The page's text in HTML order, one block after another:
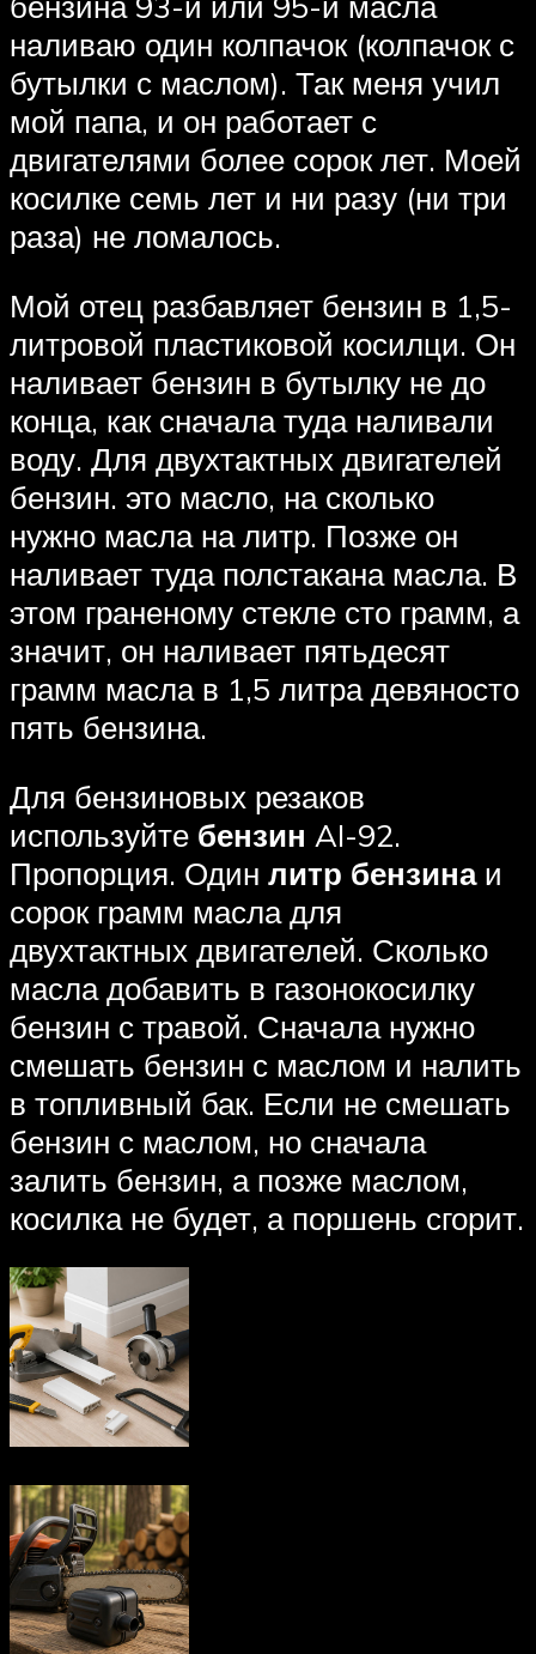
наливаю один колпачок (колпачок с
бутылки с маслом). Так меня учил
мой папа, и он работает с
двигателями более сорок лет. Моей
косилке семь лет и ни разу (ни три
раза) не ломалось.
Мой отец разбавляет бензин в 1,5-
литровой пластиковой косилци. Он
наливает бензин в бутылку не до
конца, как сначала туда наливали
воду. Для двухтактных двигателей
бензин. это масло, на сколько
нужно масла на литр. Позже он
наливает туда полстакана масла. В
этом граненому стекле сто грамм, а
значит, он наливает пятьдесят
грамм масла в 1,5 литра девяносто
пять бензина.
Для бензиновых резаков
используйте бензин AI-92.
Пропорция. Один литр бензинаи
сорок грамм масла для
двухтактных двигателей. Сколько
масла добавить в газонокосилку
бензин с травой. Сначала нужно
смешать бензин с маслом и налить
в топливный бак. Если не смешать
бензин с маслом, но сначала
залить бензин, а позже маслом,
косилка не будет, а поршень сгорит.